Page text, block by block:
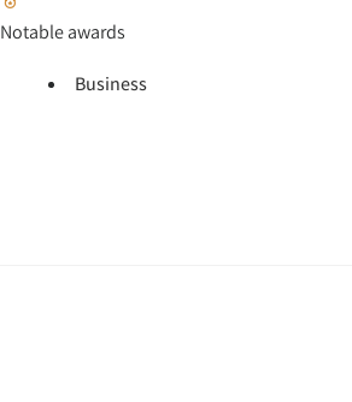
Notable awards
Business